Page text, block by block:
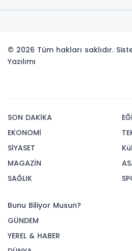
© 2026 Tüm hakları saklıdır.
Yazılımı
SON DAKİKA
EKONOMİ
SİYASET
MAGAZİN
SAĞLIK
Bunu Biliyor Musun?
GÜNDEM
YEREL & HABER